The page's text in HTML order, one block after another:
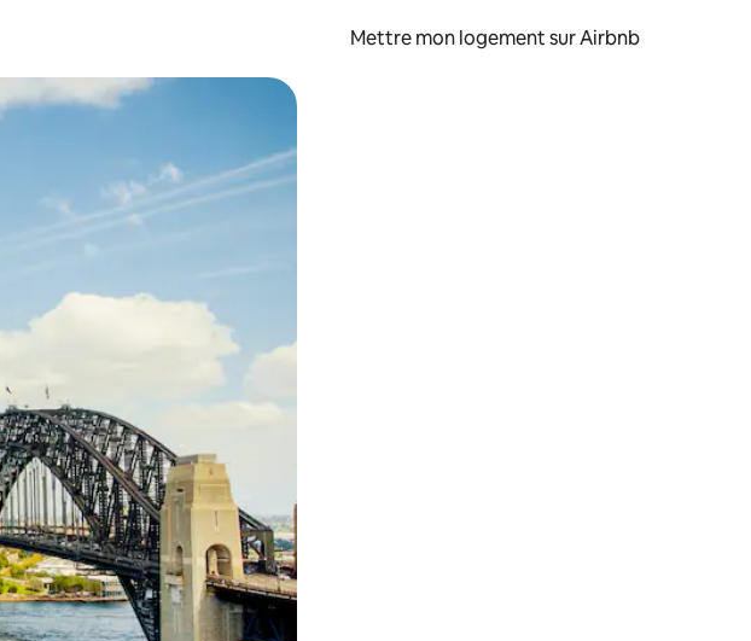
Mettre mon logement sur Airbnb
ou en appuyant et en faisant glisser.